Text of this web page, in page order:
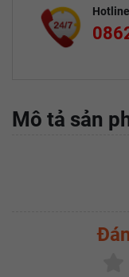
Mô tả sản